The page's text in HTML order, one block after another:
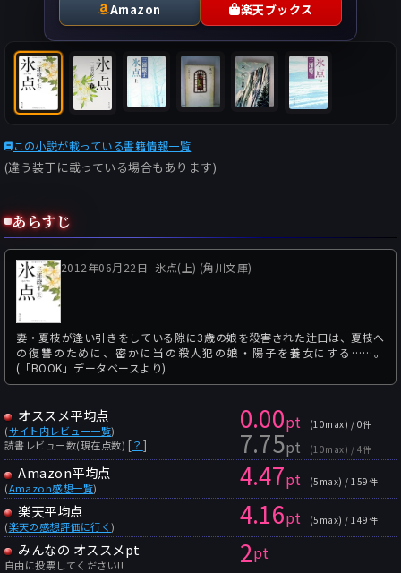
Amazon 楽天ブックス
この小説が載っている書籍情報一覧
(違う装丁に載っている場合もあります)
あらすじ
2012年06月22日 氷点(上) (角川文庫)
妻・夏枝が逢い引きをしている隙に3歳の娘を殺害された辻口は、夏枝へ
の復讐のために、密かに当の殺人犯の娘・陽子を養女にする……。
(「BOOK」データベースより)
オススメ平均点
(サイト内レビュー一覧)
読書レビュー数(現在点数) [？ ]
0.00pt (10max) / 0件
7.75pt (10max) / 4件
Amazon平均点
(Amazon感想一覧) 4.47pt (5max) / 159件
楽天平均点
(楽天の感想評価に行く) 4.16pt (5max) / 149件
みんなの オススメpt
自由に投票してください!! 2pt